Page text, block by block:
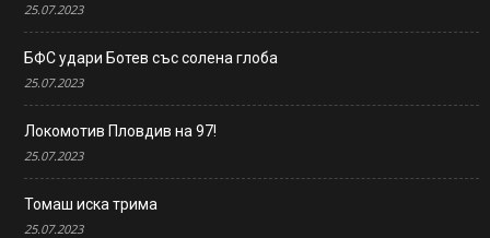
25.07.2023
БФС удари Ботев със солена глоба
25.07.2023
Локомотив Пловдив на 97!
25.07.2023
Томаш иска трима
25.07.2023